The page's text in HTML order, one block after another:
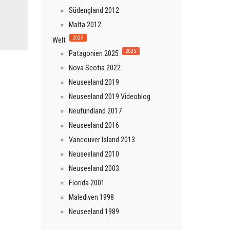
Südengland 2012
Malta 2012
Welt
2025
Patagonien 2025 2025
Nova Scotia 2022
Neuseeland 2019
Neuseeland 2019 Videoblog
Neufundland 2017
Neuseeland 2016
Vancouver Island 2013
Neuseeland 2010
Neuseeland 2003
Florida 2001
Malediven 1998
Neuseeland 1989